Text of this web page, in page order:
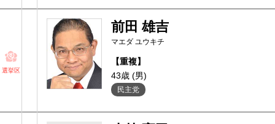
選挙区
前田 雄吉
マエダ ユウキチ
【重複】
43歳 (男)
民主党